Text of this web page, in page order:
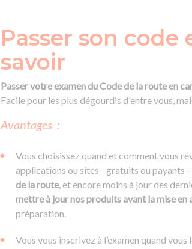
Passer son
savoir
Passer votre examen du Code de la route en
Facile pour les plus dégourdis d'entre vous,
Avantages :
Vous choisissez quand et comment vous
applications ou sites - gratuits ou payants
de la route, et encore moins à jour des
mettre à jour nos produits avant la mise
préparation.
Vous vous inscrivez à l’examen quand vous